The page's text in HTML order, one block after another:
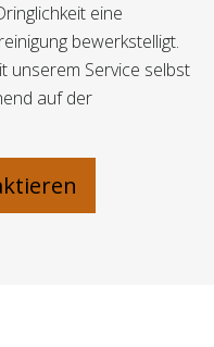
eine
bewerkstelligt.
unserem Service selbst
auf der